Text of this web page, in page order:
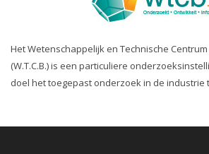
Het Wetenschappelijk en Technische
(W.T.C.B.) is een particuliere
doel het toegepast onderzoek in de industrie